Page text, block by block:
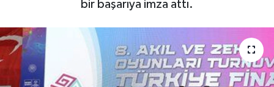
bir başarıya imza attı.